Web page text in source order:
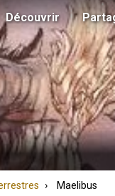
Découvrir
Maelibus